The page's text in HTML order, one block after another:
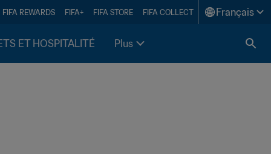
FIFA REWARDS FIFA+ FIFA STORE FIFA COLLECT Français
ET HOSPITALITÉ Plus